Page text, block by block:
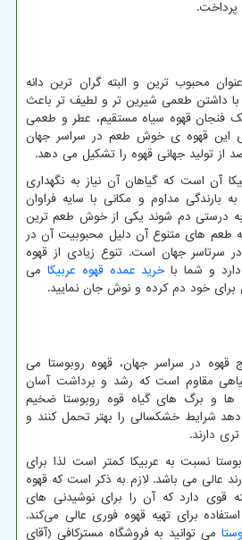
پرداخت.
محبوب‌ ترین و البته گران ‌ترین دانه
با داشتن طعمی شیرین تر و لطیف تر باعث
فنجان قهوه سیاه مستقیم، عطر و طعمی
این قهوه ی خوش طعم در سراسر جهان
آن است که گیاهان آن نیاز به نگهداری
به بارندگی مداوم و مکانی با سایه فراوان
به درستی دم شوند یکی از خوش طعم ‌ترین
طعم های متنوع آن دلیل محبوبیت آن در
جهان است. تنوع زیادی از قهوه
و شما با خرید عمده قهوه عربیکا می
برای خود دم کرده و نوش جان نمایید.
در سراسر جهان، قهوه روبوستا می
گیاهی مقاوم است که رشد و برداشت آسان
و برگ های گیاه قوه روبوستا ضخیم
دهد شرایط خشکسالی را بهتر تحمل کنند و
دارند.
نسبت به عربیکا کمتر است لذا برای
عالی می باشد. لازم به ذکر است که قهوه
قوی دارد که آن را برای نوشیدنی ‌های
برای تهیه قهوه فوری عالی می‌کند.
می توانید به فروشگاه مسترکافی (آقای